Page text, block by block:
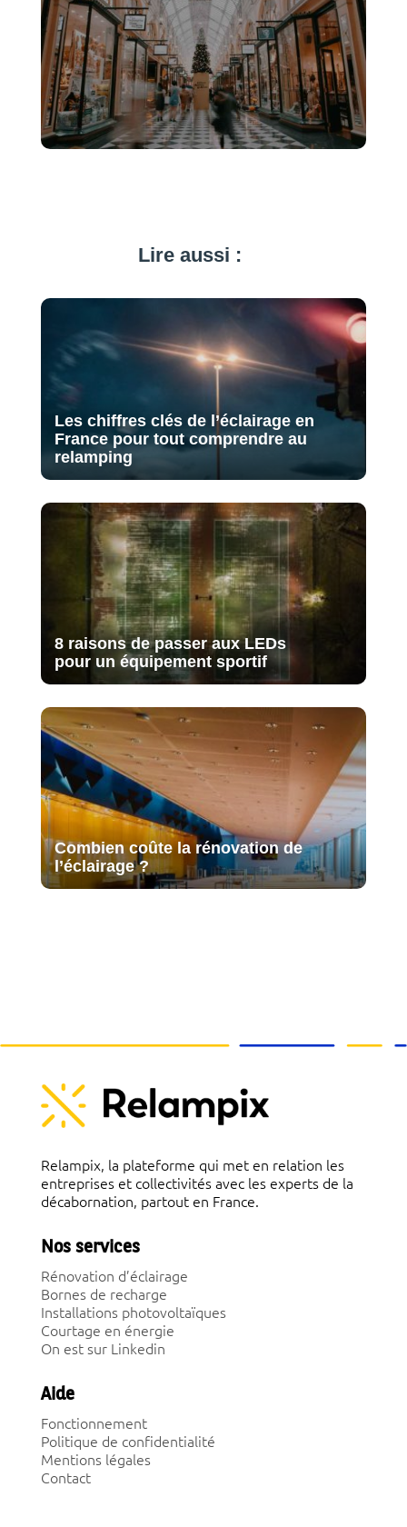
Lire aussi :
Les chiffres clés de l’éclairage en
France pour tout comprendre au
relamping
8 raisons de passer aux LEDs
pour un équipement sportif
Combien coûte la rénovation de
l’éclairage ?
Relampix, la plateforme qui met en relation les
entreprises et collectivités avec les experts de la
décabornation, partout en France.
Nos services
Rénovation d’éclairage
Bornes de recharge
Installations photovoltaïques
Courtage en énergie
On est sur Linkedin
Aide
Fonctionnement
Politique de confidentialité
Mentions légales
Contact